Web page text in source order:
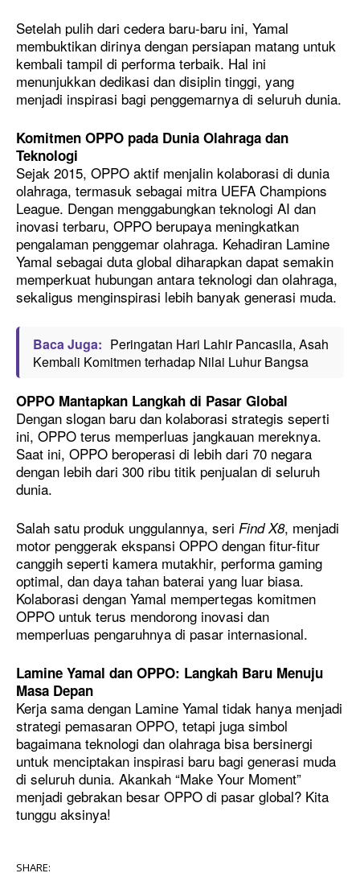
Setelah pulih dari cedera baru-baru ini, Yamal
membuktikan dirinya dengan persiapan matang untuk
kembali tampil di performa terbaik. Hal ini
menunjukkan dedikasi dan disiplin tinggi, yang
menjadi inspirasi bagi penggemarnya di seluruh dunia.
Komitmen OPPO pada Dunia Olahraga dan
Teknologi
Sejak 2015, OPPO aktif menjalin kolaborasi di dunia
olahraga, termasuk sebagai mitra UEFA Champions
League. Dengan menggabungkan teknologi AI dan
inovasi terbaru, OPPO berupaya meningkatkan
pengalaman penggemar olahraga. Kehadiran Lamine
Yamal sebagai duta global diharapkan dapat semakin
memperkuat hubungan antara teknologi dan olahraga,
sekaligus menginspirasi lebih banyak generasi muda.
Baca Juga: Peringatan Hari Lahir Pancasila, Asah
Kembali Komitmen terhadap Nilai Luhur Bangsa
OPPO Mantapkan Langkah di Pasar Global
Dengan slogan baru dan kolaborasi strategis seperti
ini, OPPO terus memperluas jangkauan mereknya.
Saat ini, OPPO beroperasi di lebih dari 70 negara
dengan lebih dari 300 ribu titik penjualan di seluruh
dunia.
Salah satu produk unggulannya, seri Find X8, menjadi
motor penggerak ekspansi OPPO dengan fitur-fitur
canggih seperti kamera mutakhir, performa gaming
optimal, dan daya tahan baterai yang luar biasa.
Kolaborasi dengan Yamal mempertegas komitmen
OPPO untuk terus mendorong inovasi dan
memperluas pengaruhnya di pasar internasional.
Lamine Yamal dan OPPO: Langkah Baru Menuju
Masa Depan
Kerja sama dengan Lamine Yamal tidak hanya menjadi
strategi pemasaran OPPO, tetapi juga simbol
bagaimana teknologi dan olahraga bisa bersinergi
untuk menciptakan inspirasi baru bagi generasi muda
di seluruh dunia. Akankah “Make Your Moment”
menjadi gebrakan besar OPPO di pasar global? Kita
tunggu aksinya!
SHARE: